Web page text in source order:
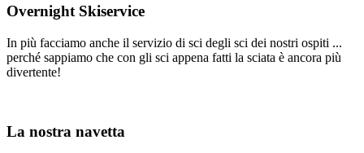
Overnight Skiservice
In più facciamo anche il servizio di sci degli sci dei nostri ospiti ...
perché sappiamo che con gli sci appena fatti la sciata è ancora più
divertente!
La nostra navetta